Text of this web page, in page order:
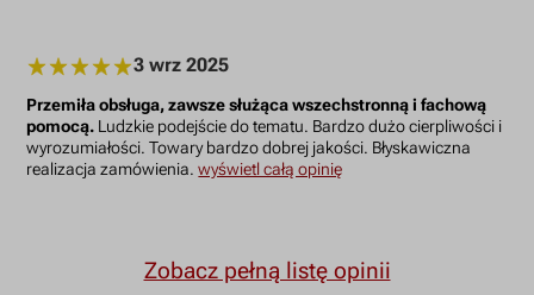
3 wrz 2025
Przemiła obsługa, zawsze służąca wszechstronną i fachową
pomocą. Ludzkie podejście do tematu. Bardzo dużo cierpliwości i
wyrozumiałości. Towary bardzo dobrej jakości. Błyskawiczna
realizacja zamówienia.wyświetl całą opinię
Zobacz pełną listę opinii